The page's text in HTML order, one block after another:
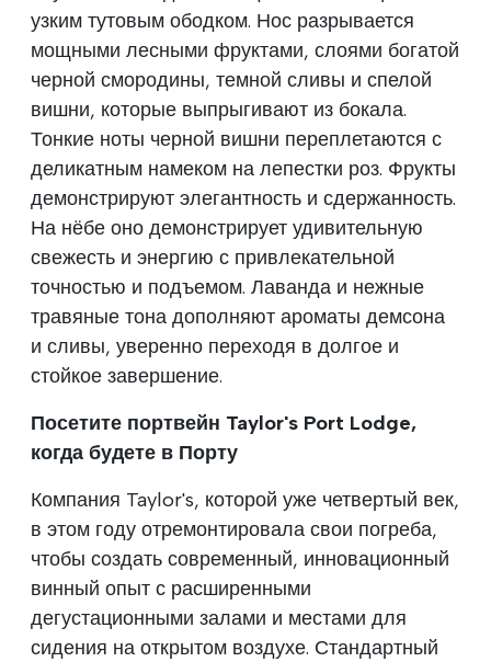
узким тутовым ободком. Нос разрывается
мощными лесными фруктами, слоями богатой
черной смородины, темной сливы и спелой
вишни, которые выпрыгивают из бокала.
Тонкие ноты черной вишни переплетаются с
деликатным намеком на лепестки роз. Фрукты
демонстрируют элегантность и сдержанность.
На нёбе оно демонстрирует удивительную
свежесть и энергию с привлекательной
точностью и подъемом. Лаванда и нежные
травяные тона дополняют ароматы демсона
и сливы, уверенно переходя в долгое и
стойкое завершение.
Посетите портвейн Taylor's Port Lodge,
когда будете в Порту
Компания Taylor's, которой уже четвертый век,
в этом году отремонтировала свои погреба,
чтобы создать современный, инновационный
винный опыт с расширенными
дегустационными залами и местами для
сидения на открытом воздухе. Стандартный